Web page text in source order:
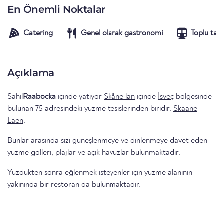
En Önemli Noktalar
Catering Genel olarak gastronomi Toplu
Açıklama
SahilRaabocka içinde yatıyor Skåne län içinde İsveç bölgesinde
bulunan 75 adresindeki yüzme tesislerinden biridir. Skaane
Laen.
Bunlar arasında sizi güneşlenmeye ve dinlenmeye davet eden
yüzme gölleri, plajlar ve açık havuzlar bulunmaktadır.
Yüzdükten sonra eğlenmek isteyenler için yüzme alanının
yakınında bir restoran da bulunmaktadır.